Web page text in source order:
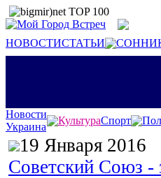
НОВОСТИСТАТЬИ
Новости
Украина
КультураСпорт
19 Января 2016
Советский Союз -